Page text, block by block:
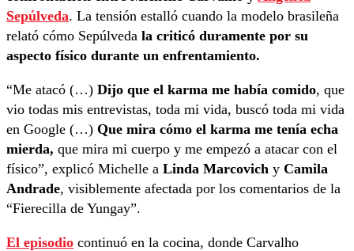
Sepúlveda. La tensión estalló cuando la modelo brasileña
relató cómo Sepúlveda la criticó duramente por su
aspecto físico durante un enfrentamiento.
“Me atacó (…) Dijo que el karma me había comido, que
vio todas mis entrevistas, toda mi vida, buscó toda mi vida
en Google (…) Que mira cómo el karma me tenía echa
mierda, que mira mi cuerpo y me empezó a atacar con el
físico”, explicó Michelle a Linda Marcovich y Camila
Andrade, visiblemente afectada por los comentarios de la
“Fierecilla de Yungay”.
El episodio continuó en la cocina, donde Carvalho